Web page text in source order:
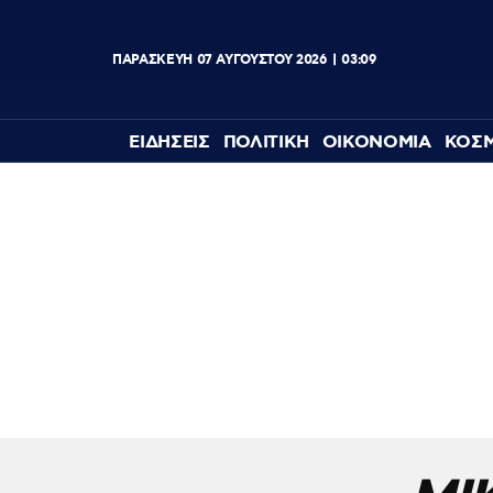
ΠΑΡΑΣΚΕΥΗ 07 ΑΥΓΟΥΣΤΟΥ 2026 03:09
ΕΙΔΗΣΕΙΣ ΠΟΛΙΤΙΚΗ ΟΙΚΟΝΟΜΙΑ